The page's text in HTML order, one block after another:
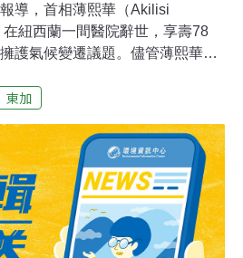
導，首相薄熙華（Akilisi
紐西蘭一間醫院辭世，享壽78
護氣候變遷議題。儘管薄熙華身
），遊說各國採取緊急行動因
國的君主體制奮鬥。2006年首都
發生爭取民主騷亂，薄熙華被控
尼馬拉馬（Frank
示，世界必須繼續薄熙華的對抗
東加